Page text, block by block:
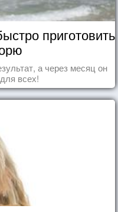
приготовить
а через месяц он
всех!